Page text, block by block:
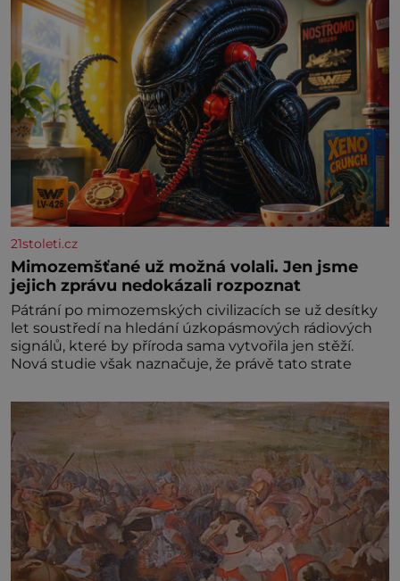
21stoleti.cz
Mimozemšťané už možná volali. Jen jsme
jejich zprávu nedokázali rozpoznat
Pátrání po mimozemských civilizacích se už desítky
let soustředí na hledání úzkopásmových rádiových
signálů, které by příroda sama vytvořila jen stěží.
Nová studie však naznačuje, že právě tato strate